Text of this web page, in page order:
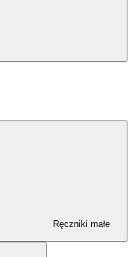
Ręczniki małe